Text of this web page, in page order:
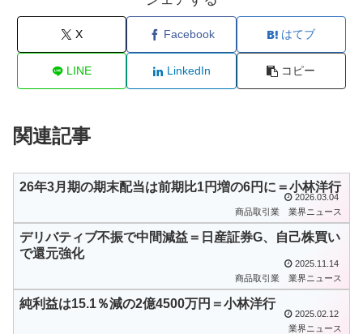
X Facebook はてブ
LINE LinkedIn コピー
関連記事
26年3月期の期末配当は前期比1円増の6円に＝小林洋行
2026.03.04
商品取引業
業界ニュース
デリバティブ不振で中間減益＝日産証券G、自己株買い
で還元強化
2025.11.14
商品取引業
業界ニュース
純利益は15.1％減の2億4500万円＝小林洋行
2025.02.12
業界ニュース